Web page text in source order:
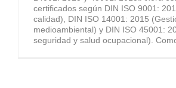
certificados según DIN ISO 9001:
calidad), DIN ISO 14001: 2015
medioambiental) y DIN ISO 45001:
seguridad y salud ocupacional).